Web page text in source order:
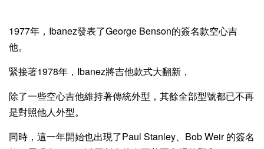
1977年，Ibanez發表了George Benson的簽名款空心吉
他。
緊接著1978年，Ibanez將吉他款式大翻新，
除了一些空心吉他維持著傳統外型，其餘全部型號都已不再
是對照他人外型。
同時，這一年開始也出現了Paul Stanley、Bob Weir 的簽名